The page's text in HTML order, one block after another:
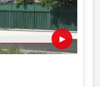
▶